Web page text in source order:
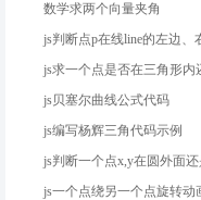
数学求两个向量夹角
js判断点p在线line的左边、
js求一个点是否在三角形内
js贝塞尔曲线公式代码
js编写杨辉三角代码示例
js判断一个点x,y在圆外面
js一个点绕另一个点旋转动